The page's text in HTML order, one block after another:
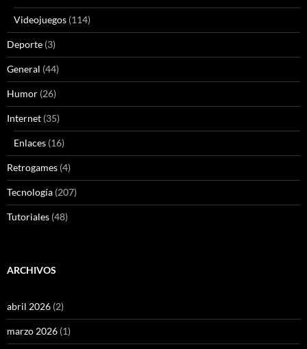
Videojuegos (114)
Deporte (3)
General (44)
Humor (26)
Internet (35)
Enlaces (16)
Retrogames (4)
Tecnología (207)
Tutoriales (48)
ARCHIVOS
abril 2026 (2)
marzo 2026 (1)